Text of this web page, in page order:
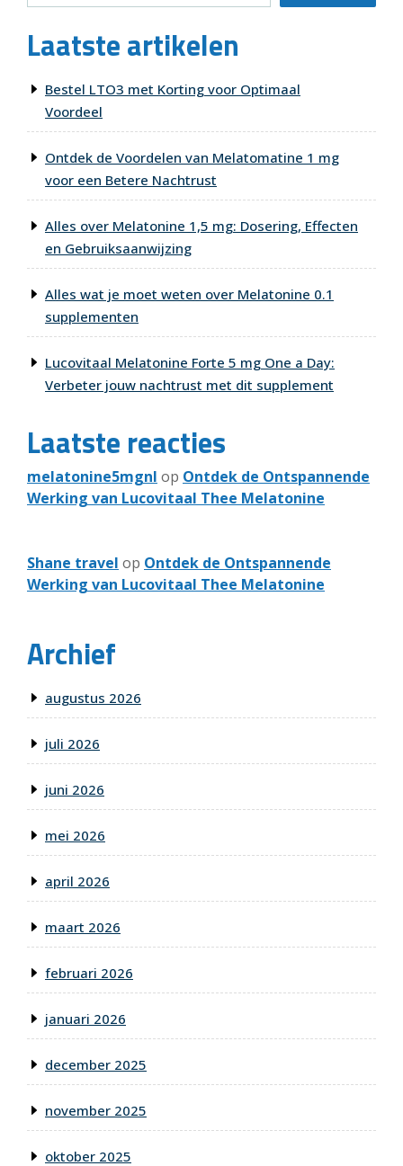
Laatste artikelen
Bestel LTO3 met Korting voor Optimaal
Voordeel
Ontdek de Voordelen van Melatomatine 1 mg
voor een Betere Nachtrust
Alles over Melatonine 1,5 mg: Dosering, Effecten
en Gebruiksaanwijzing
Alles wat je moet weten over Melatonine 0.1
supplementen
Lucovitaal Melatonine Forte 5 mg One a Day:
Verbeter jouw nachtrust met dit supplement
Laatste reacties
melatonine5mgnl op Ontdek de Ontspannende
Werking van Lucovitaal Thee Melatonine
Shane travel op Ontdek de Ontspannende
Werking van Lucovitaal Thee Melatonine
Archief
augustus 2026
juli 2026
juni 2026
mei 2026
april 2026
maart 2026
februari 2026
januari 2026
december 2025
november 2025
oktober 2025